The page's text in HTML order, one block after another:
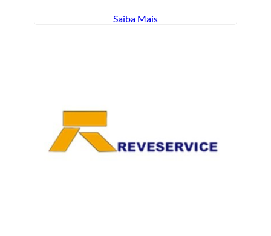
Saiba Mais